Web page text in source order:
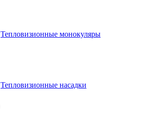
Тепловизионные монокуляры
Тепловизионные насадки